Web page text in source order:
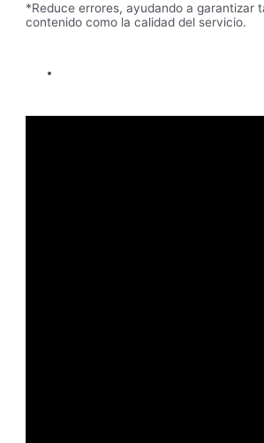
*Reduce errores, ayudando a garantizar
contenido como la calidad del servicio.